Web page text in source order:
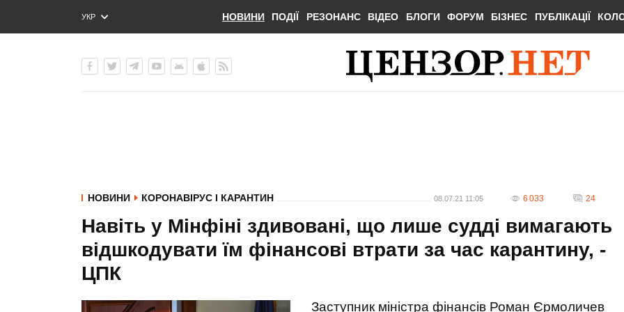
УКР
ENG
НОВИНИ ПОДІЇ РЕЗОНАНС ВІДЕО БЛОГИ ФОРУМ БІЗНЕС ПУБЛІКАЦІЇ
НОВИНИ КОРОНАВІРУС І КАРАНТИН 08.07.21 11:05 6 033 24
Навіть у Мінфіні здивовані, що лише судді вимагають
відшкодувати їм фінансові втрати за час карантину, -
ЦПК
Заступник міністра фінансів Роман Єрмоличев